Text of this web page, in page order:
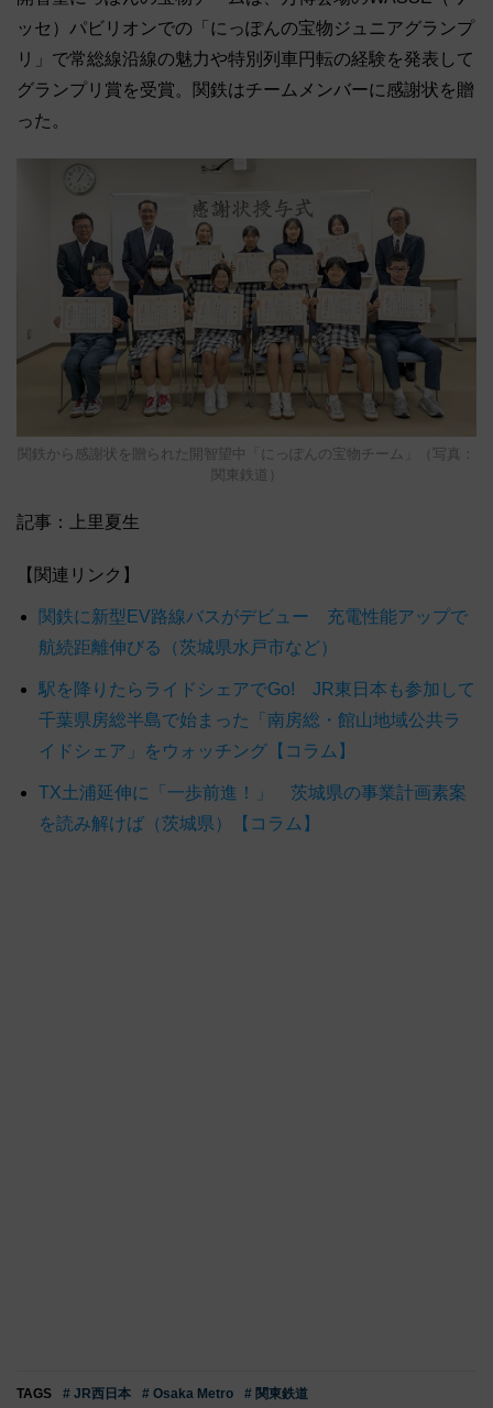
ッセ）パビリオンでの「にっぽんの宝物ジュニアグランプ
リ」で常総線沿線の魅力や特別列車円転の経験を発表して
グランプリ賞を受賞。関鉄はチームメンバーに感謝状を贈
った。
関鉄から感謝状を贈られた開智望中「にっぽんの宝物チーム」（写真：
関東鉄道）
記事：上里夏生
【関連リンク】
関鉄に新型EV路線バスがデビュー 充電性能アップで
航続距離伸びる（茨城県水戸市など）
駅を降りたらライドシェアでGo! JR東日本も参加して
千葉県房総半島で始まった「南房総・館山地域公共ラ
イドシェア」をウォッチング【コラム】
TX土浦延伸に「一歩前進！」 茨城県の事業計画素案
を読み解けば（茨城県）【コラム】
TAGS # JR西日本 # Osaka Metro # 関東鉄道